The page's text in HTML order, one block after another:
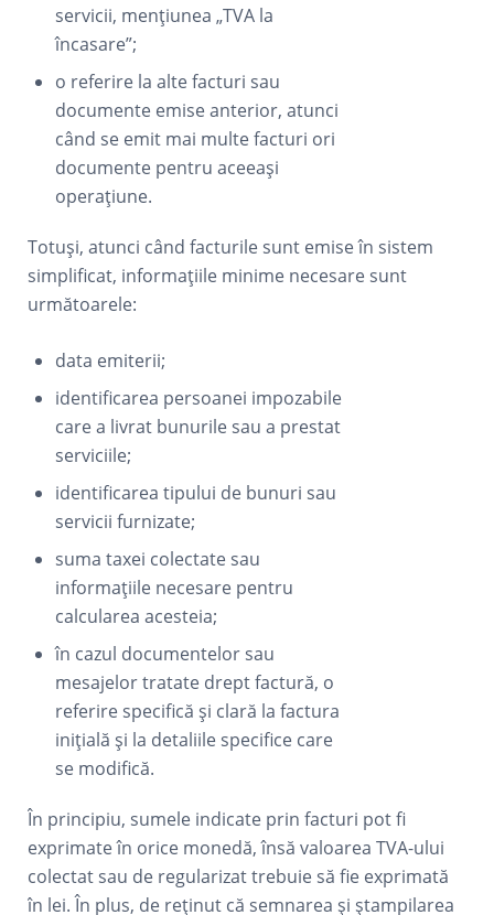
servicii, mențiunea „TVA la
încasare”;
o referire la alte facturi sau
documente emise anterior, atunci
când se emit mai multe facturi ori
documente pentru aceeași
operațiune.
Totuși, atunci când facturile sunt emise în sistem
simplificat, informațiile minime necesare sunt
următoarele:
data emiterii;
identificarea persoanei impozabile
care a livrat bunurile sau a prestat
serviciile;
identificarea tipului de bunuri sau
servicii furnizate;
suma taxei colectate sau
informațiile necesare pentru
calcularea acesteia;
în cazul documentelor sau
mesajelor tratate drept factură, o
referire specifică și clară la factura
inițială și la detaliile specifice care
se modifică.
În principiu, sumele indicate prin facturi pot fi
exprimate în orice monedă, însă valoarea TVA-ului
colectat sau de regularizat trebuie să fie exprimată
în lei. În plus, de reținut că semnarea și ștampilarea